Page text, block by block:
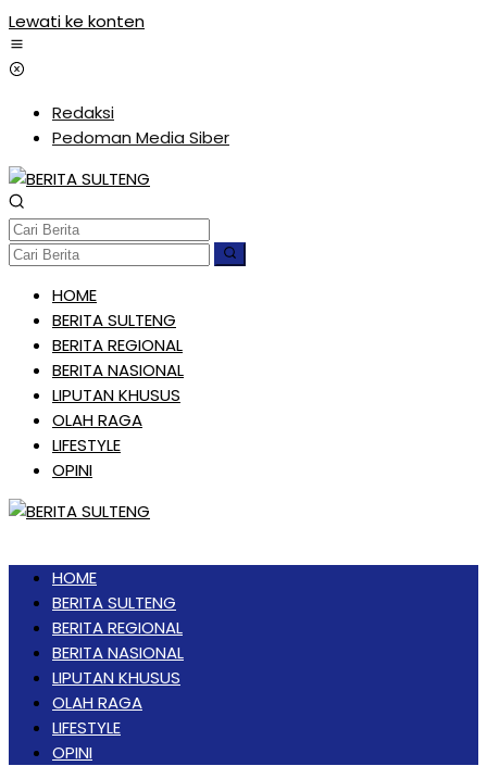
Lewati ke konten
Redaksi
Pedoman Media Siber
HOME
BERITA SULTENG
BERITA REGIONAL
BERITA NASIONAL
LIPUTAN KHUSUS
OLAH RAGA
LIFESTYLE
OPINI
HOME
BERITA SULTENG
BERITA REGIONAL
BERITA NASIONAL
LIPUTAN KHUSUS
OLAH RAGA
LIFESTYLE
OPINI